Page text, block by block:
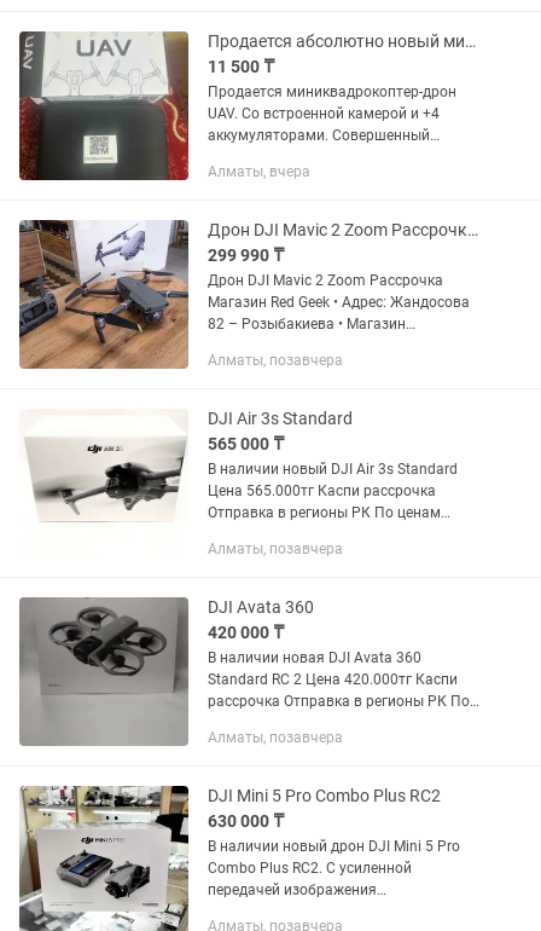
Продается абсолютно новый мини квадрокоптер-дрон с камерой.
11 500 ₸
Продается миниквадрокоптер-дрон
UAV. Со встроенной камерой и +4
аккумуляторами. Совершенный
новая. Отправили в подарок внучке не
Алматы, вчера
Дрон DJI Mavic 2 Zoom Рассрочка Магазин Red Geek
299 990 ₸
Дрон DJI Mavic 2 Zoom Рассрочка
Магазин Red Geek • Адрес: Жандосова
82 – Розыбакиева • Магазин
Рассрочка 0-0-12 • Официальная
Алматы, позавчера
DJI Air 3s Standard
565 000 ₸
В наличии новый DJI Air 3s Standard
Цена 565.000тг Каспи рассрочка
Отправка в регионы РК По ценам
Алматы, позавчера
DJI Avata 360
420 000 ₸
В наличии новая DJI Avata 360
Standard RC 2 Цена 420.000тг Каспи
рассрочка Отправка в регионы РК По
Алматы, позавчера
DJI Mini 5 Pro Combo Plus RC2
630 000 ₸
В наличии новый дрон DJI Mini 5 Pro
Combo Plus RC2. С усиленной
передачей изображения
Алматы, позавчера